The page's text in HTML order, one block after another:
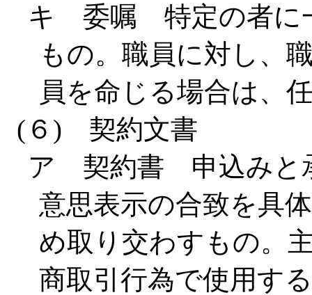
キ 委嘱 特定の者に
もの。職員に対し、
員を命じる場合は、
(６) 契約文書
ア 契約書 申込みと
意思表示の合致を具
め取り交わすもの。
商取引行為で使用す